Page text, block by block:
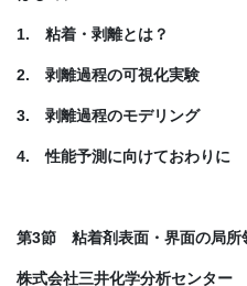
1. 粘着・剥離とは？
2. 剥離過程の可視化実験
3. 剥離過程のモデリング
4. 性能予測に向けておわりに
第3節 粘着剤表面・界面の局所
株式会社三井化学分析センタ